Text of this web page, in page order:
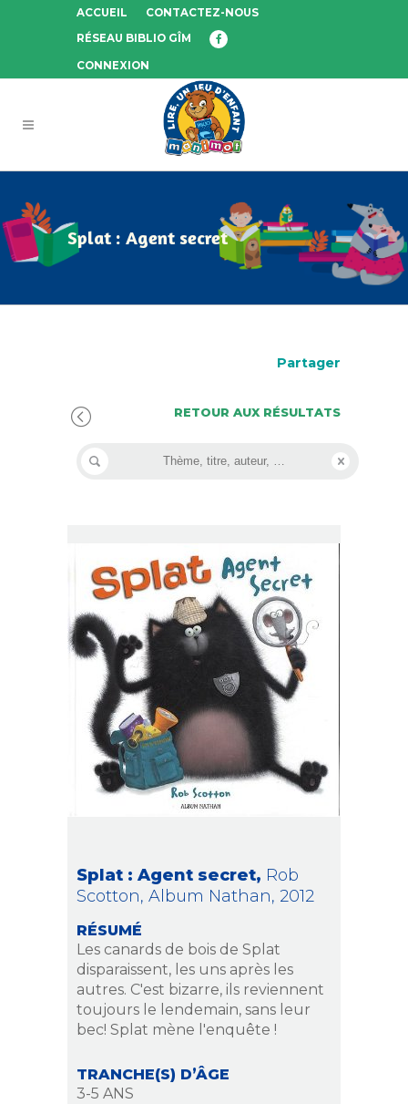
ACCUEIL
CONTACTEZ-NOUS
RÉSEAU BIBLIO GÎM
CONNEXION
Splat : Agent secret
Partager
RETOUR AUX RÉSULTATS
Splat : Agent secret, Rob
Scotton, Album Nathan, 2012
RÉSUMÉ
Les canards de bois de Splat
disparaissent, les uns après les
autres. C'est bizarre, ils reviennent
toujours le lendemain, sans leur
bec! Splat mène l'enquête !
TRANCHE(S) D’ÂGE
3-5 ANS